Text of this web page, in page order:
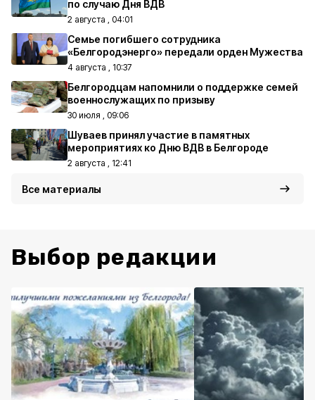
по случаю Дня ВДВ
2 августа , 04:01
Семье погибшего сотрудника
«Белгородэнерго» передали орден Мужества
4 августа , 10:37
Белгородцам напомнили о поддержке семей
военнослужащих по призыву
30 июля , 09:06
Шуваев принял участие в памятных
мероприятиях ко Дню ВДВ в Белгороде
2 августа , 12:41
Все материалы
Выбор редакции